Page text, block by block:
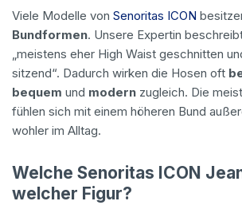
Viele Modelle von Senoritas ICON
Bundformen. Unsere Expertin
„meistens eher High Waist geschnitten
sitzend“. Dadurch wirken die Hosen oft
bequem und modern zugleich. Die
fühlen sich mit einem höheren Bund
wohler im Alltag.
Welche Senoritas ICON
welcher Figur?